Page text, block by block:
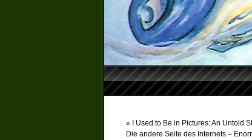
«
I Used to Be in Pictures: An Untold
Die andere Seite des Internets –